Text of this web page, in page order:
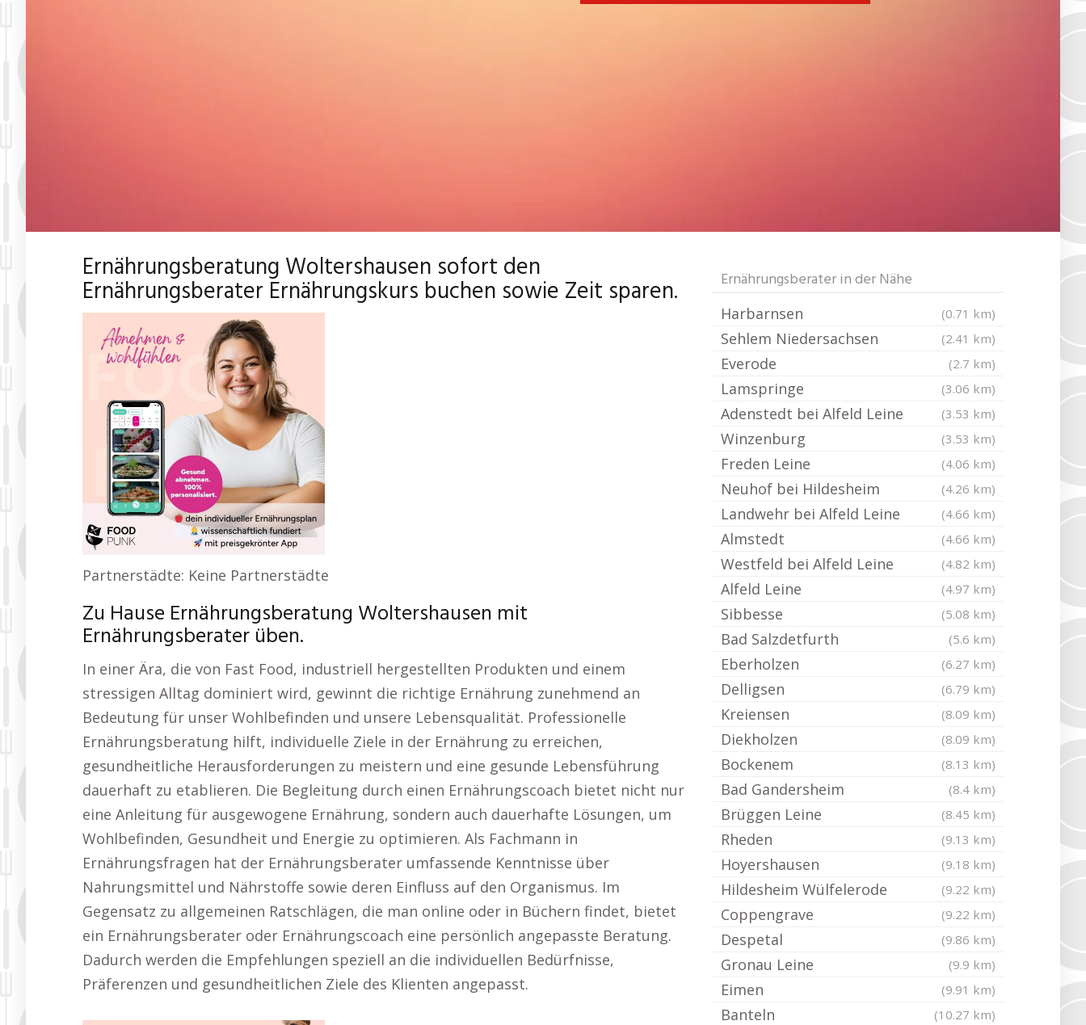
Ernährungsberatung Woltershausen sofort den
Ernährungsberater Ernährungskurs buchen sowie Zeit sparen.
Partnerstädte: Keine Partnerstädte
Zu Hause Ernährungsberatung Woltershausen mit
Ernährungsberater üben.
In einer Ära, die von Fast Food, industriell hergestellten Produkten und einem
stressigen Alltag dominiert wird, gewinnt die richtige Ernährung zunehmend an
Bedeutung für unser Wohlbefinden und unsere Lebensqualität. Professionelle
Ernährungsberatung hilft, individuelle Ziele in der Ernährung zu erreichen,
gesundheitliche Herausforderungen zu meistern und eine gesunde Lebensführung
dauerhaft zu etablieren. Die Begleitung durch einen Ernährungscoach bietet nicht nur
eine Anleitung für ausgewogene Ernährung, sondern auch dauerhafte Lösungen, um
Wohlbefinden, Gesundheit und Energie zu optimieren. Als Fachmann in
Ernährungsfragen hat der Ernährungsberater umfassende Kenntnisse über
Nahrungsmittel und Nährstoffe sowie deren Einfluss auf den Organismus. Im
Gegensatz zu allgemeinen Ratschlägen, die man online oder in Büchern findet, bietet
ein Ernährungsberater oder Ernährungscoach eine persönlich angepasste Beratung.
Dadurch werden die Empfehlungen speziell an die individuellen Bedürfnisse,
Präferenzen und gesundheitlichen Ziele des Klienten angepasst.
Ernährungsberater in der Nähe
Harbarnsen (0.71 km)
Sehlem Niedersachsen (2.41 km)
Everode (2.7 km)
Lamspringe (3.06 km)
Adenstedt bei Alfeld Leine (3.53 km)
Winzenburg (3.53 km)
Freden Leine (4.06 km)
Neuhof bei Hildesheim (4.26 km)
Landwehr bei Alfeld Leine (4.66 km)
Almstedt (4.66 km)
Westfeld bei Alfeld Leine (4.82 km)
Alfeld Leine (4.97 km)
Sibbesse (5.08 km)
Bad Salzdetfurth (5.6 km)
Eberholzen (6.27 km)
Delligsen (6.79 km)
Kreiensen (8.09 km)
Diekholzen (8.09 km)
Bockenem (8.13 km)
Bad Gandersheim (8.4 km)
Brüggen Leine (8.45 km)
Rheden (9.13 km)
Hoyershausen (9.18 km)
Hildesheim Wülfelerode (9.22 km)
Coppengrave (9.22 km)
Despetal (9.86 km)
Gronau Leine (9.9 km)
Eimen (9.91 km)
Banteln (10.27 km)